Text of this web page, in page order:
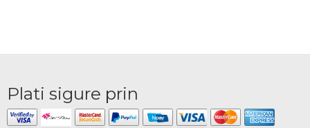
Plati sigure prin